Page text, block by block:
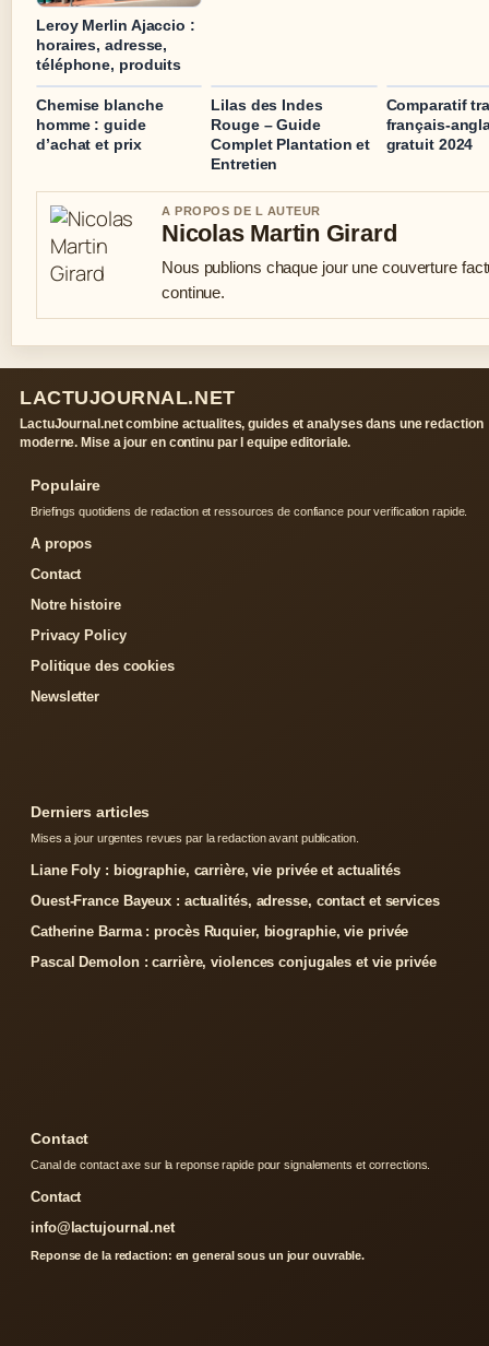
Leroy Merlin Ajaccio :
horaires, adresse,
téléphone, produits
Chemise blanche
homme : guide
d’achat et prix
Lilas des Indes
Rouge – Guide
Complet Plantation et
Entretien
Comparatif
français-
gratuit 2024
A PROPOS DE L AUTEUR
Nicolas Martin Girard
Nous publions chaque jour une couverture
continue.
LACTUJOURNAL.NET
LactuJournal.net combine actualites, guides et analyses dans une redaction
moderne. Mise a jour en continu par l equipe editoriale.
Populaire
Briefings quotidiens de redaction et ressources de confiance pour verification rapide.
A propos
Contact
Notre histoire
Privacy Policy
Politique des cookies
Newsletter
Derniers articles
Mises a jour urgentes revues par la redaction avant publication.
Liane Foly : biographie, carrière, vie privée et actualités
Ouest-France Bayeux : actualités, adresse, contact et services
Catherine Barma : procès Ruquier, biographie, vie privée
Pascal Demolon : carrière, violences conjugales et vie privée
Contact
Canal de contact axe sur la reponse rapide pour signalements et corrections.
Contact
info@lactujournal.net
Reponse de la redaction: en general sous un jour ouvrable.